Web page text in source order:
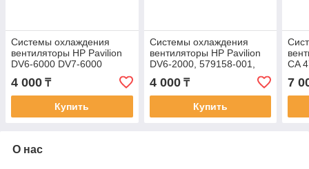
Системы охлаждения
вентиляторы HP Pavilion
DV6-6000 DV7-6000
640425-0014pin 5v Кулер
FAN
4 000 ₸
Купить
Системы охлаждения
вентиляторы HP Pavilion
DV6-2000, 579158-001,
KIPO055417R1S, 3 pin
4 000₸
Купить
CA
7
О нас